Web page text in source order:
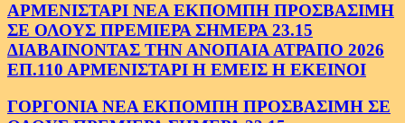
ΑΡΜΕΝΙΣΤΑΡΙ ΝΕΑ ΕΚΠΟΜΠΗ ΠΡΟΣΒΑΣΙΜΗ
ΣΕ ΟΛΟΥΣ ΠΡΕΜΙΕΡΑ ΣΗΜΕΡΑ 23.15
ΔΙΑΒΑΙΝΟΝΤΑΣ ΤΗΝ ΑΝΟΠΑΙΑ ΑΤΡΑΠΟ 2026
ΕΠ.110 ΑΡΜΕΝΙΣΤΑΡΙ Η ΕΜΕΙΣ Η ΕΚΕΙΝΟΙ
ΓΟΡΓΟΝΙΑ ΝΕΑ ΕΚΠΟΜΠΗ ΠΡΟΣΒΑΣΙΜΗ ΣΕ